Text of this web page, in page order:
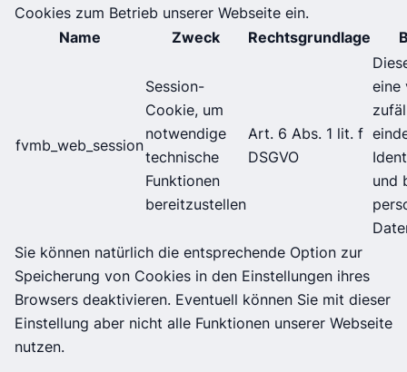
Cookies zum Betrieb unserer Webseite ein.
Name
Zweck Rechtsgrundlage
fvmb_web_session
Session-
Cookie, um
notwendige
technische
Funktionen
bereitzustellen
Art. 6 Abs. 1 lit. f
DSGVO
eine
und
Sie können natürlich die entsprechende Option zur
Speicherung von Cookies in den Einstellungen ihres
Browsers deaktivieren. Eventuell können Sie mit dieser
Einstellung aber nicht alle Funktionen unserer Webseite
nutzen.